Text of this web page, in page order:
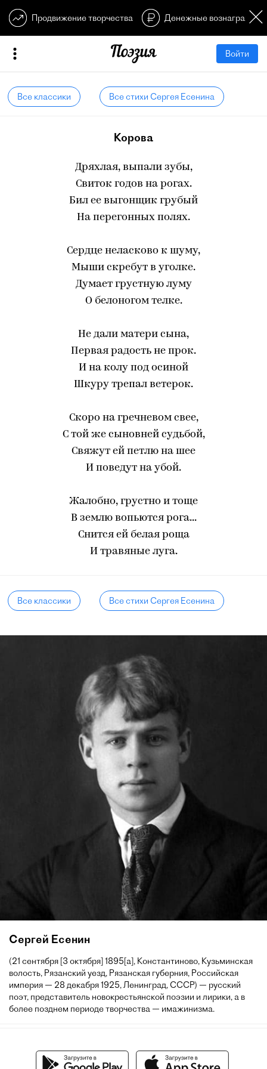
Продвижение творчества Денежные
Войти
Все классики Все стихи Сергея Есенина
Корова
Дряхлая, выпали зубы,
Свиток годов на рогах.
Бил ее выгонщик грубый
На перегонных полях.
Сердце неласково к шуму,
Мыши скребут в уголке.
Думает грустную луму
О белоногом телке.
Не дали матери сына,
Первая радость не прок.
И на колу под осиной
Шкуру трепал ветерок.
Скоро на гречневом свее,
С той же сыновней судьбой,
Свяжут ей петлю на шее
И поведут на убой.
Жалобно, грустно и тоще
В землю вопьются рога...
Снится ей белая роща
И травяные луга.
Все классики Все стихи Сергея Есенина
Сергей Есенин
(21 сентября [3 октября] 1895[a], Константиново, Кузьминская
волость, Рязанский уезд, Рязанская губерния, Российская
империя — 28 декабря 1925, Ленинград, СССР) — русский
поэт, представитель новокрестьянской поэзии и лирики, а в
более позднем периоде творчества — имажинизма.